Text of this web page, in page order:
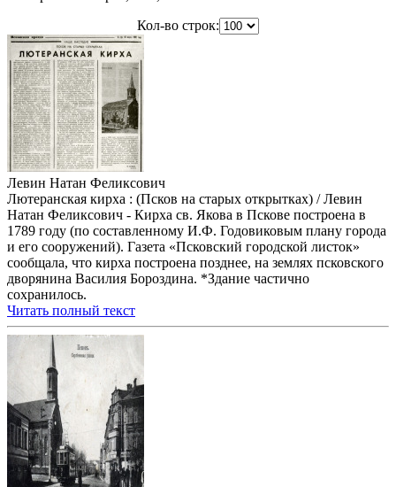
Кол-во строк:
Левин Натан Феликсович
Лютеранская кирха : (Псков на старых открытках) / Левин
Натан Феликсович - Кирха св. Якова в Пскове построена в
1789 году (по составленному И.Ф. Годовиковым плану города
и его сооружений). Газета «Псковский городской листок»
сообщала, что кирха построена позднее, на землях псковского
дворянина Василия Бороздина. *Здание частично
сохранилось.
Читать полный текст